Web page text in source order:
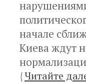
начале
Киева ждут
{Читайте